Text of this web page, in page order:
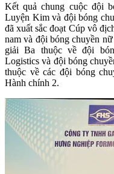
Kết quả chung cuộc đội
Luyện Kim và đội bóng
đã xuất sắc đoạt Cúp vô
nam và đội bóng chuyền
giải Ba thuộc về đội
Logistics và đội bóng
thuộc về các đội bóng
Hành chính 2.